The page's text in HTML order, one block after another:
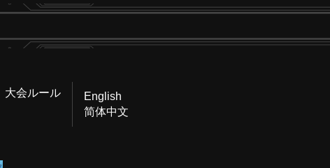
大会ルール
English
简体中文